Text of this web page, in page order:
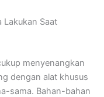
Lakukan Saat
menyenangkan
dengan alat khusus
sama. Bahan-bahan